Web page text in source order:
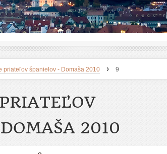
priateľov španielov - Domaša 2010 › 9
2010